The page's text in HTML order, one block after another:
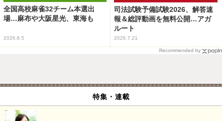
全国高校麻雀32チーム本選出
場…麻布や大阪星光、東海も
2026.8.5
司法試験予備試験2026、解答速
報＆総評動画を無料公開…アガ
ルート
2026.7.21
Recommended by
特集・連載